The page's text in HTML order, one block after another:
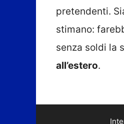
pretendenti.
stimano:
senza soldi la
all’estero.